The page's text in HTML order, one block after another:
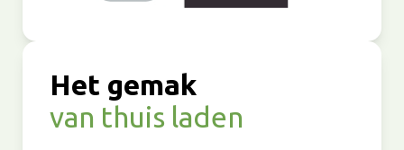
Het gemak
van thuis laden